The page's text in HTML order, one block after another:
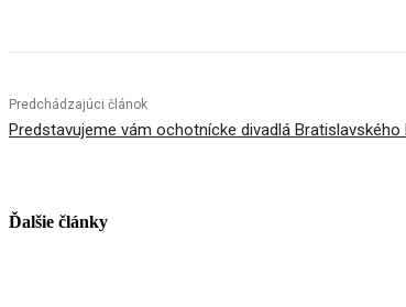
Predchádzajúci článok
Predstavujeme vám ochotnícke divadlá Bratislavského
Ďalšie články